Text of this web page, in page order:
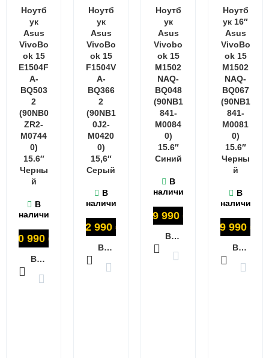
Ноутб
ук
Asus
VivoBo
ok 15
E1504F
A-
BQ503
2
(90NB0
ZR2-
M0744
0)
15.6″
Черны
й
В
наличии
50 990 ₽
В КОРЗИНУ
Ноутб
ук
Asus
VivoBo
ok 15
F1504V
A-
BQ366
2
(90NB1
0J2-
M0420
0)
15,6″
Серый
В
наличии
52 990 ₽
В КОРЗИНУ
Ноутб
ук
Asus
Vivobo
ok 15
M1502
NAQ-
BQ048
(90NB1
841-
M0084
0)
15.6″
Синий
В
наличии
59 990 ₽
В КОРЗИНУ
Ноутб
ук 16″
Asus
VivoBo
ok 15
M1502
NAQ-
BQ067
(90NB1
841-
M0081
0)
15.6″
Черны
й
В
наличии
59 990 ₽
В КОРЗИНУ